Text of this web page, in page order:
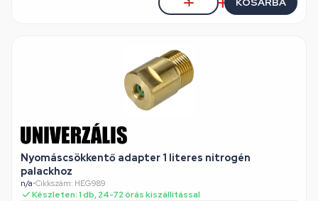
Nyomáscsökkentő adapter 1 literes nitrogén
palackhoz
n/a•Cikkszám: HEG989
Készleten: 1 db, 24-72 órás kiszállítással